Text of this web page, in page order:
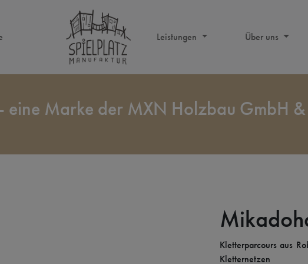
Leistungen Über uns
Marke der MXN Holzbau GmbH
Kletterparcours aus
Kletternetzen